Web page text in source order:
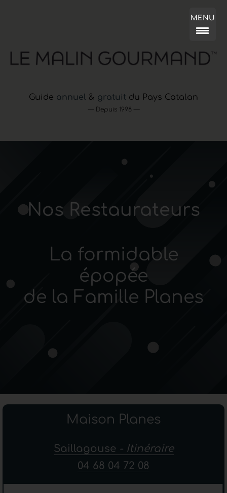
MENU
Guide annuel & gratuit du Pays Catalan
— Depuis 1998 —
Nos Restaurateurs
La formidable
épopée
de la Famille Planes
Maison Planes
Saillagouse - Itinéraire
04 68 04 72 08